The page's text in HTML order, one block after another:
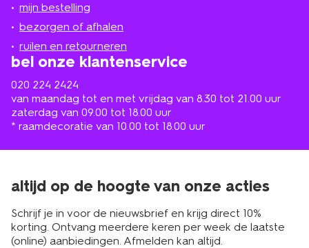
mijn bestelling
bezorgen of afhalen
ruilen en retourneren
bel onze klantenservice
020 224 2424
van maandag tot en met vrijdag van 8.30 tot 21.00 uur
zaterdag van 09.00 tot 18.00 uur
* raamdecoratie van 10.00 tot 18.00 uur
in
de
buurt
altijd op de hoogte van onze acties
Schrijf je in voor de nieuwsbrief en krijg direct 10%
korting. Ontvang meerdere keren per week de laatste
(online) aanbiedingen. Afmelden kan altijd.